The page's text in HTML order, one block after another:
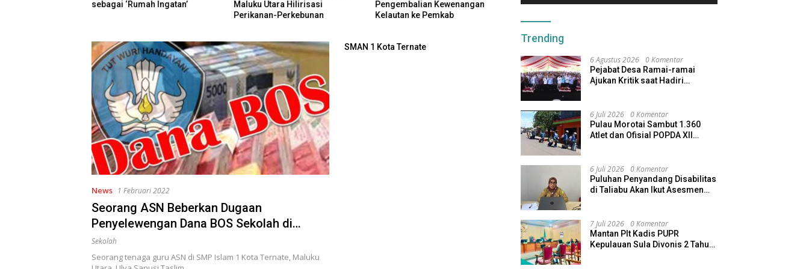
sebagai ‘Rumah Ingatan’
Maluku Utara Hilirisasi
Perikanan-Perkebunan
Pengembalian Kewenangan
Kelautan ke Pemkab
Senjata Api Ilegal di Halut, 3
Sridewi Morotai Kembali Layani
News 1 Februari 2022
Seorang ASN Beberkan Dugaan
Penyelewengan Dana BOS Sekolah di
Ternate
Sekolah
Seorang tenaga guru ASN di SMP Islam 1 Kota Ternate, Maluku
SMAN 1 Kota Ternate
Trending
6 Agustus 2026 0 Komentar
Pejabat Desa Ramai-ramai
Ajukan Kritik saat Hadiri
6 Juli 2026 0 Komentar
Pulau Morotai Sambut 1.360
Atlet dan Ofisial POPDA XII
6 Juli 2026 0 Komentar
Puluhan Penyandang Disabilitas
di Taliabu Akan Ikut Asesmen
7 Juli 2026 0 Komentar
Mantan Plt Kadis PUPR
Kepulauan Sula Divonis 2 Tahun